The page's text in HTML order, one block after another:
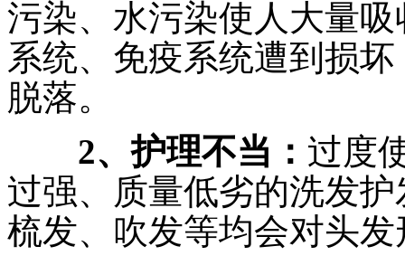
污染、水污染使人大量
系统、免疫系统遭到损
脱落。
2、护理不当： 过度
过强、质量低劣的洗发
梳发、吹发等均会对头